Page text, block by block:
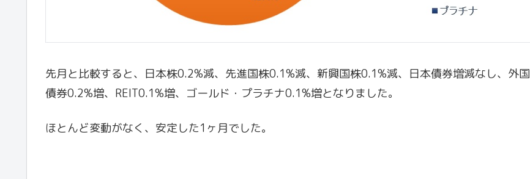
先月と比較すると、日本株0.2%減、先進国株0.1%減、新興国株0.1%減、日本債券増減なし、外国
債券0.2%増、REIT0.1%増、ゴールド・プラチナ0.1%増となりました。
ほとんど変動がなく、安定した1ヶ月でした。